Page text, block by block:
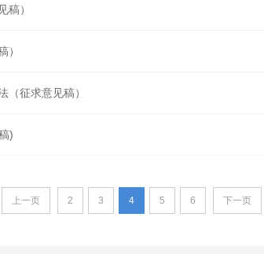
稿）
）
（征求意见稿）
)
上一页 2 3 4 5 6 下一页